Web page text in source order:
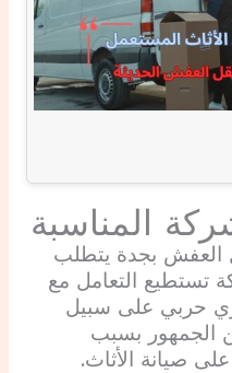
المناسبة
العفش بجدة يتطلب
تستطيع التعامل مع
زي حربي على سبيل
الجمهور بسبب
صيانة الأثاث.